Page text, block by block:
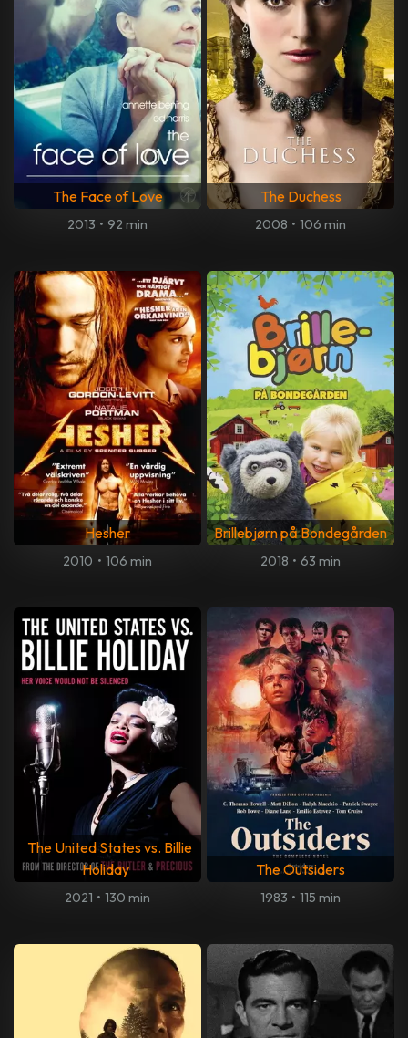
The Face of Love
2013 • 92 min
The Duchess
2008 • 106 min
Hesher
2010 • 106 min
Brillebjørn på Bondegården
2018 • 63 min
The United States vs. Billie
Holiday
2021 • 130 min
The Outsiders
1983 • 115 min